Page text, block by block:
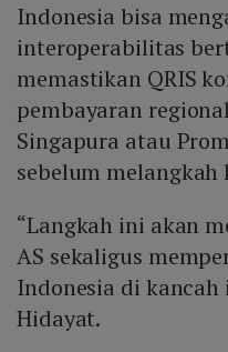
Indonesia bisa
interoperabilitas
memastikan QRIS
pembayaran
Singapura atau
sebelum
“Langkah ini akan
AS sekaligus
Indonesia di
Hidayat.